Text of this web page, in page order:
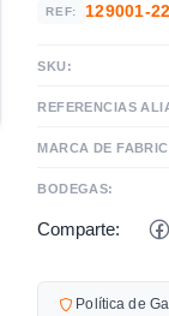
REF: 129001-
SKU:
REFERENCIAS
MARCA DE
BODEGAS:
Comparte:
Política de